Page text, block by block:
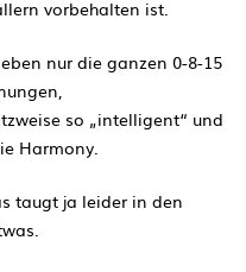
vorbehalten ist.
nur die ganzen 0-8-15
so „intelligent“ und
Harmony.
taugt ja leider in den